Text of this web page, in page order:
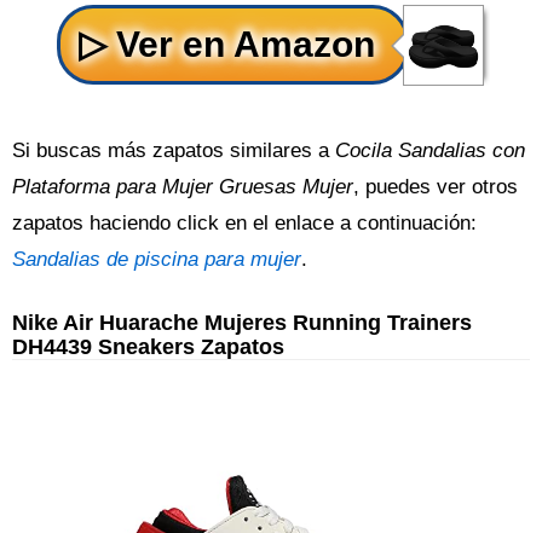
Si buscas más zapatos similares a Cocila Sandalias con
Plataforma para Mujer Gruesas Mujer, puedes ver otros
zapatos haciendo click en el enlace a continuación:
Sandalias de piscina para mujer.
Nike Air Huarache Mujeres Running Trainers
DH4439 Sneakers Zapatos